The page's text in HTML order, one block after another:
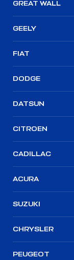
GREAT WALL
GEELY
FIAT
DODGE
DATSUN
CITROEN
CADILLAC
ACURA
SUZUKI
CHRYSLER
PEUGEOT